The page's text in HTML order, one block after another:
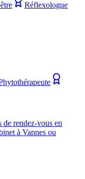
Réflexologue
rendez-vous en
à Vannes ou